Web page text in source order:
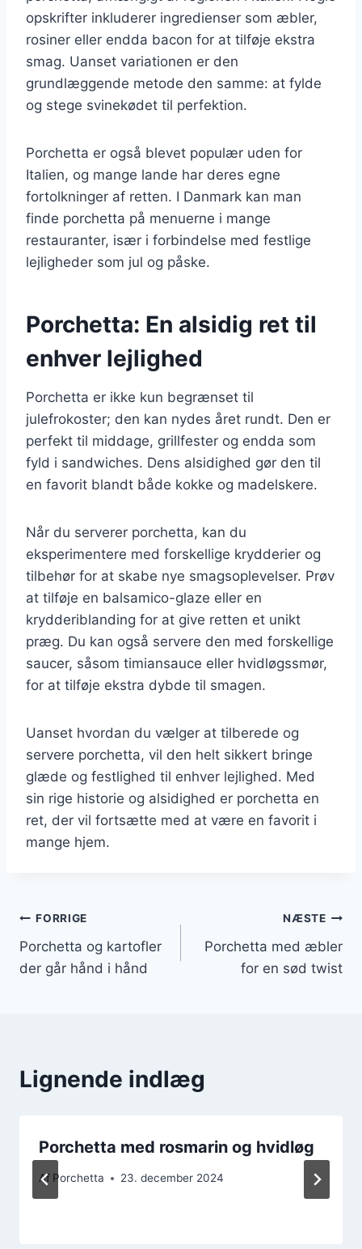
opskrifter inkluderer ingredienser som æbler,
rosiner eller endda bacon for at tilføje ekstra
smag. Uanset variationen er den
grundlæggende metode den samme: at fylde
og stege svinekødet til perfektion.
Porchetta er også blevet populær uden for
Italien, og mange lande har deres egne
fortolkninger af retten. I Danmark kan man
finde porchetta på menuerne i mange
restauranter, især i forbindelse med festlige
lejligheder som jul og påske.
Porchetta: En alsidig ret til
enhver lejlighed
Porchetta er ikke kun begrænset til
julefrokoster; den kan nydes året rundt. Den er
perfekt til middage, grillfester og endda som
fyld i sandwiches. Dens alsidighed gør den til
en favorit blandt både kokke og madelskere.
Når du serverer porchetta, kan du
eksperimentere med forskellige krydderier og
tilbehør for at skabe nye smagsoplevelser. Prøv
at tilføje en balsamico-glaze eller en
krydderiblanding for at give retten et unikt
præg. Du kan også servere den med forskellige
saucer, såsom timiansauce eller hvidløgssmør,
for at tilføje ekstra dybde til smagen.
Uanset hvordan du vælger at tilberede og
servere porchetta, vil den helt sikkert bringe
glæde og festlighed til enhver lejlighed. Med
sin rige historie og alsidighed er porchetta en
ret, der vil fortsætte med at være en favorit i
mange hjem.
Indlægsnavigation
FORRIGE
Porchetta og kartofler
der går hånd i hånd
NÆSTE
Porchetta med æbler
for en sød twist
Lignende indlæg
Porchetta med rosmarin og hvidløg
Af Porchetta 23. december 2024